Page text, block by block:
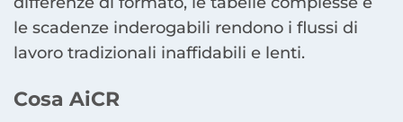
le scadenze inderogabili rendono i flussi di
lavoro tradizionali inaffidabili e lenti.
Cosa AiCR